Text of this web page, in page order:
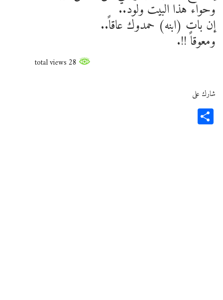
وحواء هذا البيت ولود..
إن بات (ابنه) حمدوك عاقاً..
ومعوقاً !!.
شارك على